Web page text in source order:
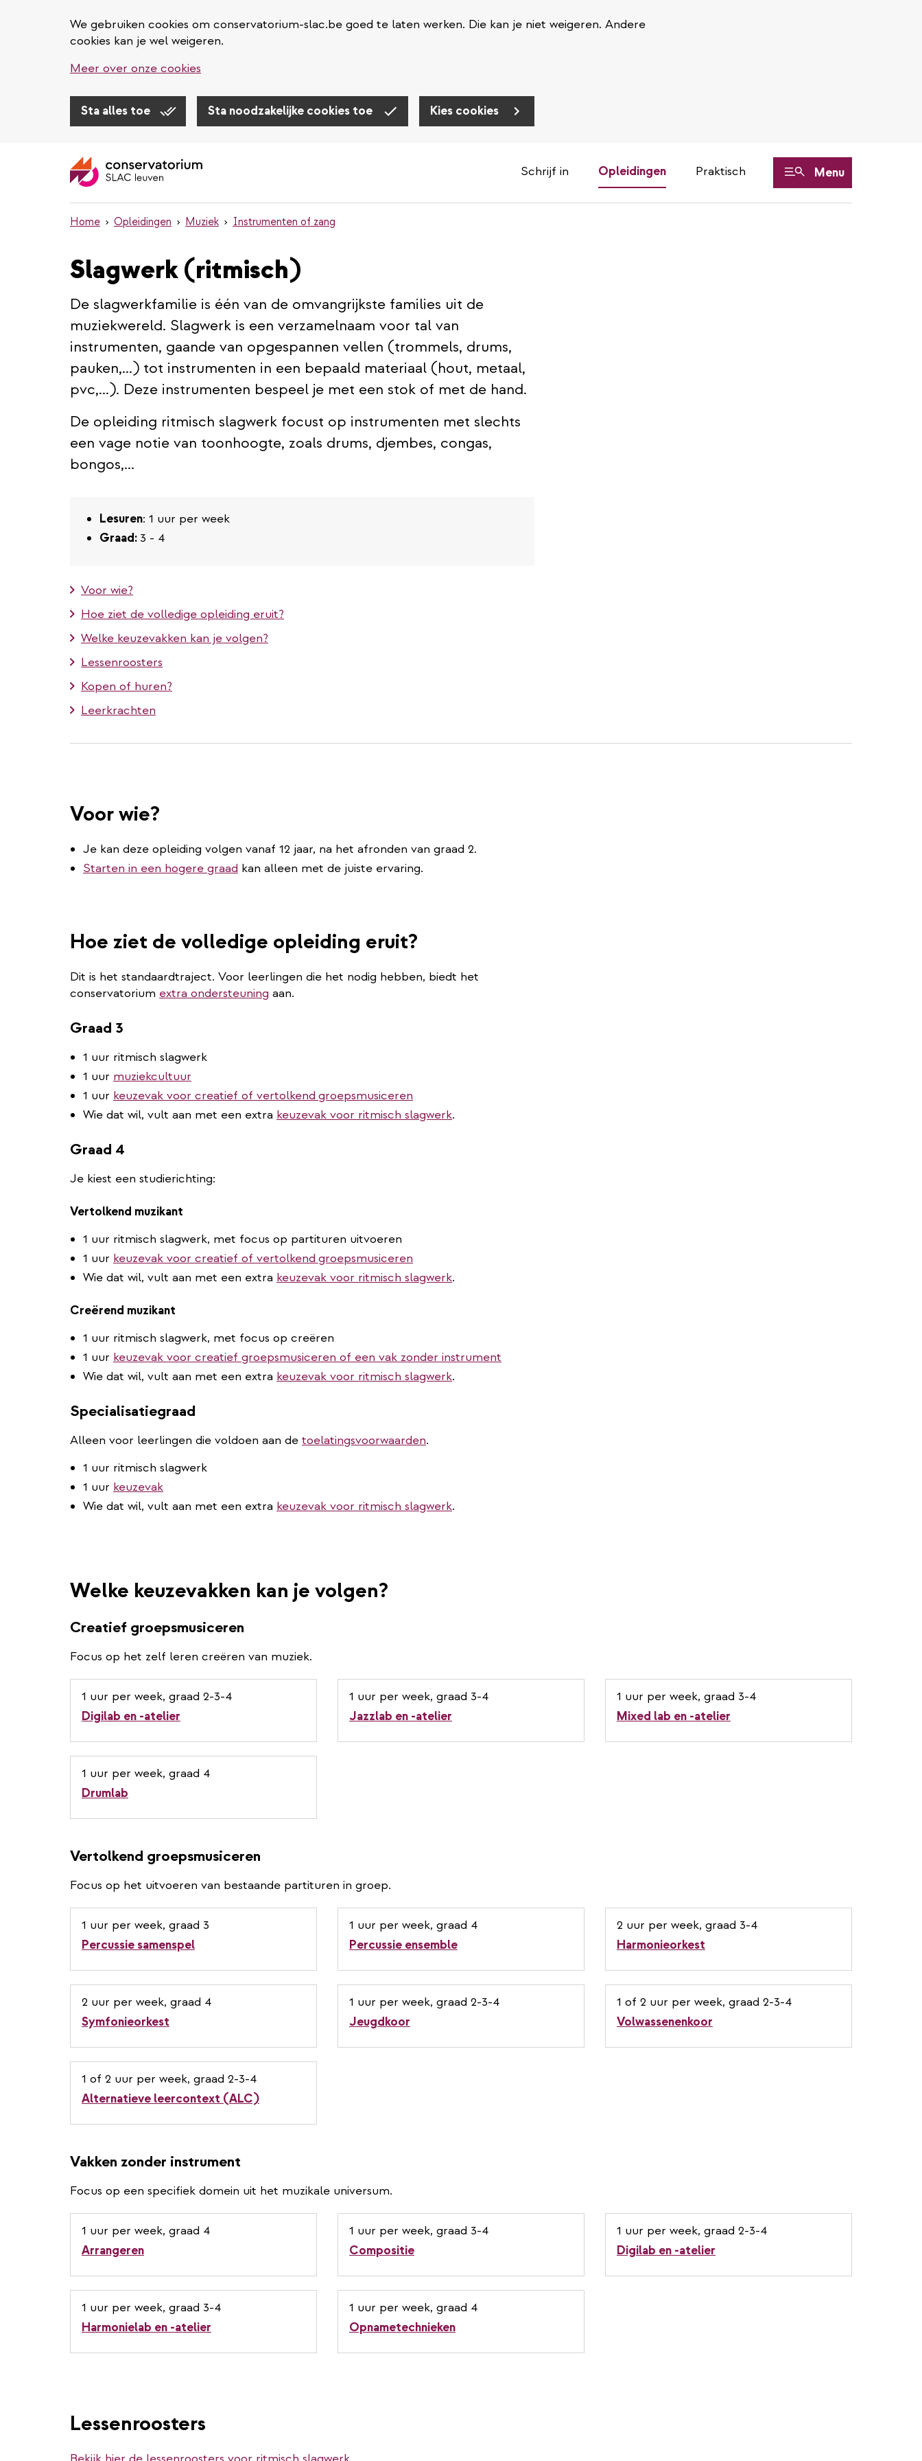
We gebruiken cookies om conservatorium-slac.be goed te laten werken. Die kan je niet weigeren. Andere
cookies kan je wel weigeren.
Meer over onze cookies
Sta alles toe Sta noodzakelijke cookies toe Kies cookies
Schrijf in Opleidingen Praktisch Menu
Home Opleidingen Muziek Instrumenten of zang
Slagwerk (ritmisch)
De slagwerkfamilie is één van de omvangrijkste families uit de
muziekwereld. Slagwerk is een verzamelnaam voor tal van
instrumenten, gaande van opgespannen vellen (trommels, drums,
pauken,...) tot instrumenten in een bepaald materiaal (hout, metaal,
pvc,...). Deze instrumenten bespeel je met een stok of met de hand.
De opleiding ritmisch slagwerk focust op instrumenten met slechts
een vage notie van toonhoogte, zoals drums, djembes, congas,
bongos,...
Lesuren: 1 uur per week
Graad: 3 - 4
Voor wie?
Hoe ziet de volledige opleiding eruit?
Welke keuzevakken kan je volgen?
Lessenroosters
Kopen of huren?
Leerkrachten
Voor wie?
Je kan deze opleiding volgen vanaf 12 jaar, na het afronden van graad 2.
Starten in een hogere graad kan alleen met de juiste ervaring.
Hoe ziet de volledige opleiding eruit?
Dit is het standaardtraject. Voor leerlingen die het nodig hebben, biedt het
conservatorium extra ondersteuning aan.
Graad 3
1 uur ritmisch slagwerk
1 uur muziekcultuur
1 uur keuzevak voor creatief of vertolkend groepsmusiceren
Wie dat wil, vult aan met een extra keuzevak voor ritmisch slagwerk.
Graad 4
Je kiest een studierichting:
Vertolkend muzikant
1 uur ritmisch slagwerk, met focus op partituren uitvoeren
1 uur keuzevak voor creatief of vertolkend groepsmusiceren
Wie dat wil, vult aan met een extra keuzevak voor ritmisch slagwerk.
Creërend muzikant
1 uur ritmisch slagwerk, met focus op creëren
1 uur keuzevak voor creatief groepsmusiceren of een vak zonder instrument
Wie dat wil, vult aan met een extra keuzevak voor ritmisch slagwerk.
Specialisatiegraad
Alleen voor leerlingen die voldoen aan de toelatingsvoorwaarden.
1 uur ritmisch slagwerk
1 uur keuzevak
Wie dat wil, vult aan met een extra keuzevak voor ritmisch slagwerk.
Welke keuzevakken kan je volgen?
Creatief groepsmusiceren
Focus op het zelf leren creëren van muziek.
1 uur per week, graad 2-3-4
Digilab en -atelier
1 uur per week, graad 3-4
Jazzlab en -atelier
1 uur per week, graad 3-4
Mixed lab en -atelier
1 uur per week, graad 4
Drumlab
Vertolkend groepsmusiceren
Focus op het uitvoeren van bestaande partituren in groep.
1 uur per week, graad 3
Percussie samenspel
1 uur per week, graad 4
Percussie ensemble
2 uur per week, graad 3-4
Harmonieorkest
2 uur per week, graad 4
Symfonieorkest
1 uur per week, graad 2-3-4
Jeugdkoor
1 of 2 uur per week, graad 2-3-4
Volwassenenkoor
1 of 2 uur per week, graad 2-3-4
Alternatieve leercontext (ALC)
Vakken zonder instrument
Focus op een specifiek domein uit het muzikale universum.
1 uur per week, graad 4
Arrangeren
1 uur per week, graad 3-4
Compositie
1 uur per week, graad 2-3-4
Digilab en -atelier
1 uur per week, graad 3-4
Harmonielab en -atelier
1 uur per week, graad 4
Opnametechnieken
Lessenroosters